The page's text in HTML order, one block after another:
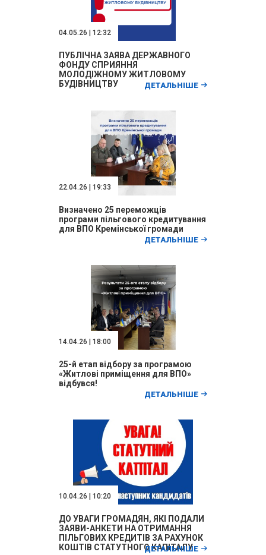
04.05.26 | 12:32
ПУБЛІЧНА ЗАЯВА ДЕРЖАВНОГО
ФОНДУ СПРИЯННЯ
МОЛОДІЖНОМУ ЖИТЛОВОМУ
БУДІВНИЦТВУ
ДЕТАЛЬНІШЕ
22.04.26 | 19:33
Визначено 25 переможців
програми пільгового кредитування
для ВПО Кремінської громади
ДЕТАЛЬНІШЕ
14.04.26 | 18:00
25-й етап відбору за програмою
«Житлові приміщення для ВПО»
відбувся!
ДЕТАЛЬНІШЕ
10.04.26 | 10:20
ДО УВАГИ ГРОМАДЯН, ЯКІ ПОДАЛИ
ЗАЯВИ-АНКЕТИ НА ОТРИМАННЯ
ПІЛЬГОВИХ КРЕДИТІВ ЗА РАХУНОК
КОШТІВ СТАТУТНОГО КАПІТАЛУ
ДЕТАЛЬНІШЕ